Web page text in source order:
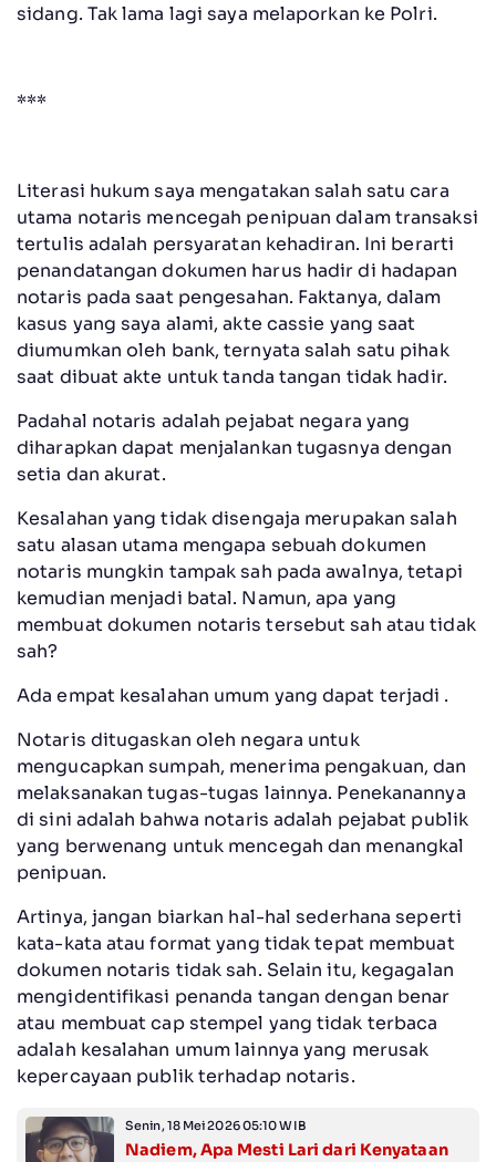
sidang. Tak lama lagi saya melaporkan ke Polri.
***
Literasi hukum saya mengatakan salah satu cara
utama notaris mencegah penipuan dalam transaksi
tertulis adalah persyaratan kehadiran. Ini berarti
penandatangan dokumen harus hadir di hadapan
notaris pada saat pengesahan. Faktanya, dalam
kasus yang saya alami, akte cassie yang saat
diumumkan oleh bank, ternyata salah satu pihak
saat dibuat akte untuk tanda tangan tidak hadir.
Padahal notaris adalah pejabat negara yang
diharapkan dapat menjalankan tugasnya dengan
setia dan akurat.
Kesalahan yang tidak disengaja merupakan salah
satu alasan utama mengapa sebuah dokumen
notaris mungkin tampak sah pada awalnya, tetapi
kemudian menjadi batal. Namun, apa yang
membuat dokumen notaris tersebut sah atau tidak
sah?
Ada empat kesalahan umum yang dapat terjadi .
Notaris ditugaskan oleh negara untuk
mengucapkan sumpah, menerima pengakuan, dan
melaksanakan tugas-tugas lainnya. Penekanannya
di sini adalah bahwa notaris adalah pejabat publik
yang berwenang untuk mencegah dan menangkal
penipuan.
Artinya, jangan biarkan hal-hal sederhana seperti
kata-kata atau format yang tidak tepat membuat
dokumen notaris tidak sah. Selain itu, kegagalan
mengidentifikasi penanda tangan dengan benar
atau membuat cap stempel yang tidak terbaca
adalah kesalahan umum lainnya yang merusak
kepercayaan publik terhadap notaris.
Senin, 18 Mei 2026 05:10 WIB
Nadiem, Apa Mesti Lari dari Kenyataan